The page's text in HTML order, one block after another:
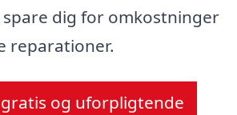
dig for omkostninger
reparationer.
og uforpligtende